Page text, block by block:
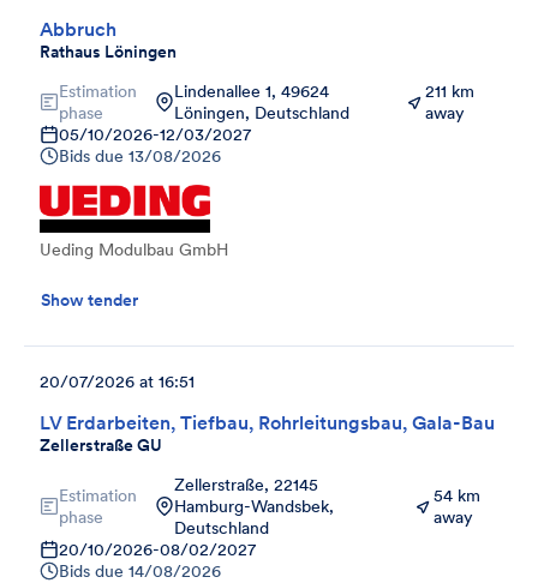
Abbruch
Rathaus Löningen
Estimation
phase
Lindenallee 1, 49624
Löningen, Deutschland
211 km
away
05/10/2026-12/03/2027
Bids due 13/08/2026
Ueding Modulbau GmbH
Show tender
LV Erdarbeiten, Tiefbau, Rohrleitungsbau, Gala-Bau
Zellerstraße GU
20/07/2026 at 16:51
Estimation
phase
Zellerstraße, 22145
Hamburg-Wandsbek,
Deutschland
54 km
away
20/10/2026-08/02/2027
Bids due 14/08/2026